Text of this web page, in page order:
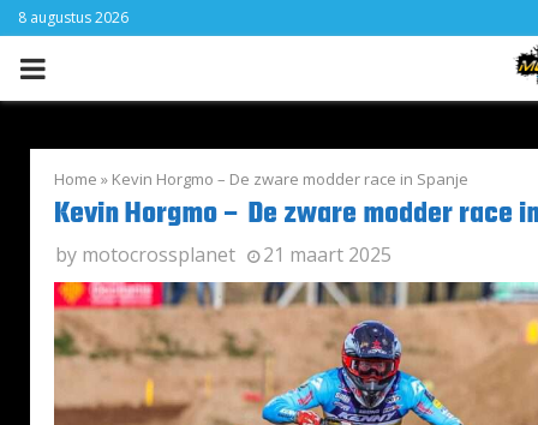
8 augustus 2026
PRIMARY
Home » Kevin Horgmo – De zware modder race in Spanje
Kevin Horgmo – De zware modder race
by motocrossplanet 21 maart 2025